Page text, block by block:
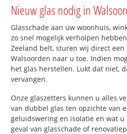
Nieuw glas nodig in
Glasschade aan uw woonhuis,
zo snel mogelijk verholpen
Zeeland belt, sturen wij direct
Walsoorden naar u toe. Indien
het glas herstellen. Lukt dat niet,
vervangen.
Onze glaszetters kunnen u alles
van dubbel glas ten opzichte van
geluidswering en isolatie en wat
geval van glasschade of